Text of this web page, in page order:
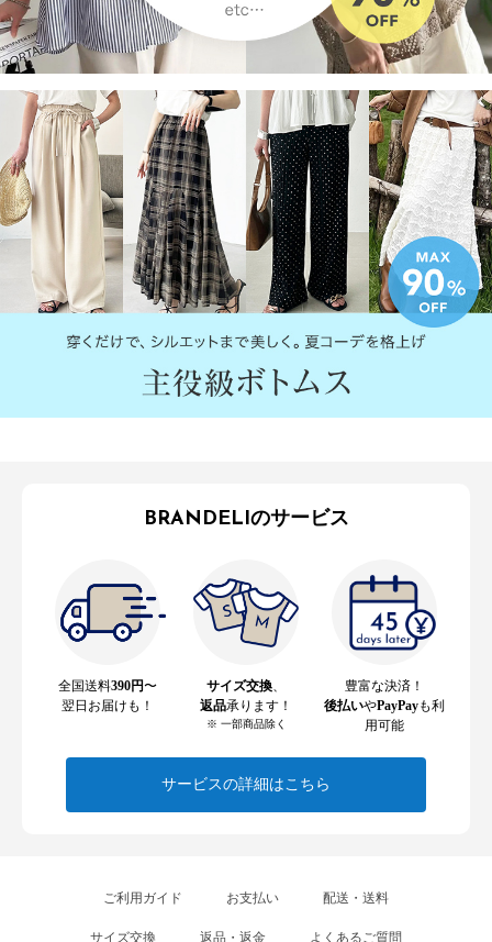
BRANDELIのサービス
全国送料390円〜
翌日お届けも！
サイズ交換、
返品承ります！
※ 一部商品除く
豊富な決済！
後払いやPayPayも利
用可能
サービスの詳細はこちら
ご利用ガイド お支払い 配送・送料
サイズ交換 返品・返金 よくあるご質問